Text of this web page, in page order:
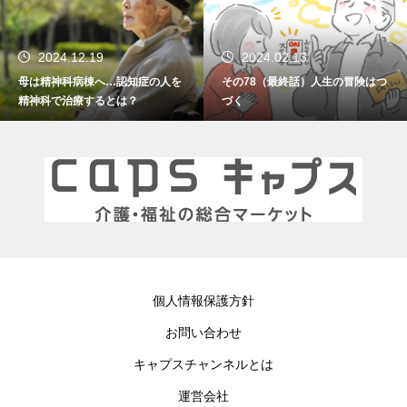
2024.12.19
母は精神科病棟へ…認知症の人を
精神科で治療するとは？
2024.02.13
その78（最終話）人生の冒険はつ
づく
個人情報保護方針
お問い合わせ
キャプスチャンネルとは
運営会社